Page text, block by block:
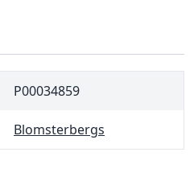
P00034859
Blomsterbergs